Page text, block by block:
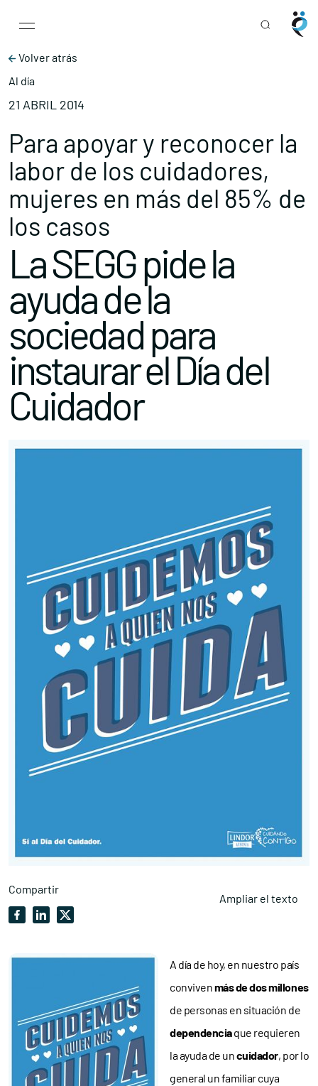
Main Navigation
Volver atrás
Al día
21 ABRIL 2014
Para apoyar y reconocer la
labor de los cuidadores,
mujeres en más del 85% de
los casos
La SEGG pide la
ayuda de la
sociedad para
instaurar el Día del
Cuidador
Compartir
Ampliar el texto
A día de hoy, en nuestro país
convivenmás de dos millones
de personas en situación de
dependenciaque requieren
la ayuda de uncuidador, por lo
general un familiar cuya